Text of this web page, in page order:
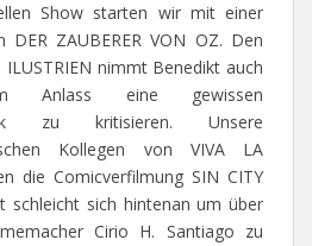
Show starten wir mit einer
ZAUBERER VON OZ. Den
nimmt Benedikt auch
Anlass eine gewissen
zu kritisieren. Unsere
Kollegen von VIVA LA
die Comicverfilmung SIN CITY
schleicht sich hintenan um über
Cirio H. Santiago zu